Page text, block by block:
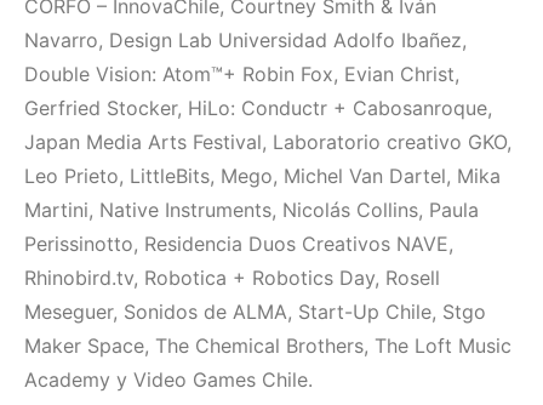
CORFO – InnovaChile, Courtney Smith & Iván
Navarro, Design Lab Universidad Adolfo Ibañez,
Double Vision: Atom™+ Robin Fox, Evian Christ,
Gerfried Stocker, HiLo: Conductr + Cabosanroque,
Japan Media Arts Festival, Laboratorio creativo GKO,
Leo Prieto, LittleBits, Mego, Michel Van Dartel, Mika
Martini, Native Instruments, Nicolás Collins, Paula
Perissinotto, Residencia Duos Creativos NAVE,
Rhinobird.tv, Robotica + Robotics Day, Rosell
Meseguer, Sonidos de ALMA, Start-Up Chile, Stgo
Maker Space, The Chemical Brothers, The Loft Music
Academy y Video Games Chile.